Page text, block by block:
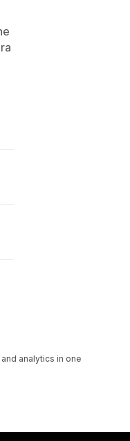
analytics in one